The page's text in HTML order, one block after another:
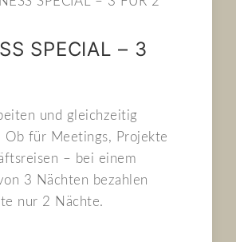
SPECIAL – 3
und gleichzeitig
Ob für Meetings, Projekte
– bei einem
3 Nächten bezahlen
nur 2 Nächte.